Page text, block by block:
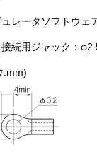
レータソフトウェ
続用ジャック：
:mm)